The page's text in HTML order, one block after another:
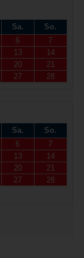
Sa.
So.
6
7
13
14
20
21
27 28
Sa.
So.
6
7
13
14
20
21
27
28